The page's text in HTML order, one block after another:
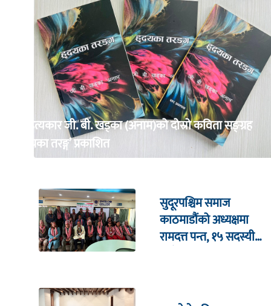
साहित्यकार जी. बी. खड्का (अनाम)को दोस्रो कविता सङ्ग्रह
‘हृदयका तरङ्ग’ प्रकाशित
सुदूरपश्चिम समाज
काठमाडौंको अध्यक्षमा
रामदत्त पन्त, १५ सदस्यीय